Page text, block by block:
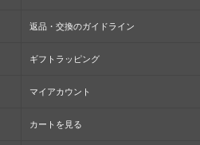
返品・交換のガイドライン
ギフトラッピング
マイアカウント
カートを見る